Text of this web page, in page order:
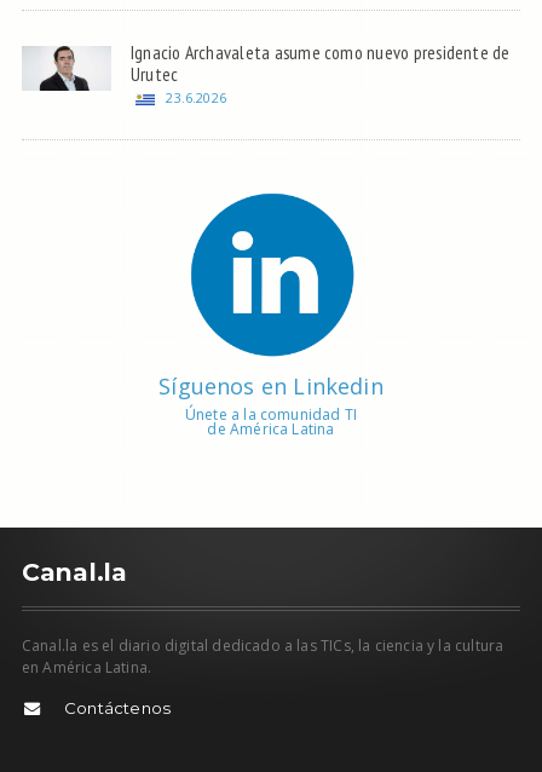
Ignacio Archavaleta asume como nuevo presidente de
Urutec
23.6.2026
Síguenos en Linkedin
Únete a la comunidad TI
de América Latina
Canal.la
Canal.la es el diario digital dedicado a las TICs, la ciencia y la cultura
en América Latina.
Contáctenos